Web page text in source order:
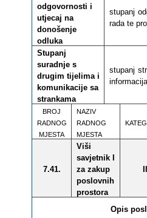
odgovornosti i
utjecaj na
donošenje
odluka
stupanj
rada te
Stupanj
suradnje s
drugim tijelima i
komunikacije sa
strankama
stupanj
informacija
BROJ
RADNOG
MJESTA
NAZIV
RADNOG
MJESTA
7.41.
Viši
savjetnik I
za zakup
poslovnih
prostora
Opis